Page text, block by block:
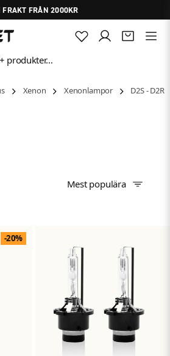
FRAKT FRÅN 2000KR
Xenon Xenonlampor D2S - D2R
Mest populära
-20%